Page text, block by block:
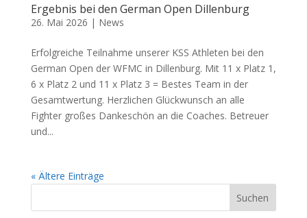
Ergebnis bei den German Open Dillenburg
26. Mai 2026 | News
Erfolgreiche Teilnahme unserer KSS Athleten bei den
German Open der WFMC in Dillenburg. Mit 11 x Platz 1,
6 x Platz 2 und 11 x Platz 3 = Bestes Team in der
Gesamtwertung. Herzlichen Glückwunsch an alle
Fighter großes Dankeschön an die Coaches. Betreuer
und...
« Ältere Einträge